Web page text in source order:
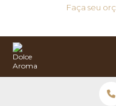
Faça seu